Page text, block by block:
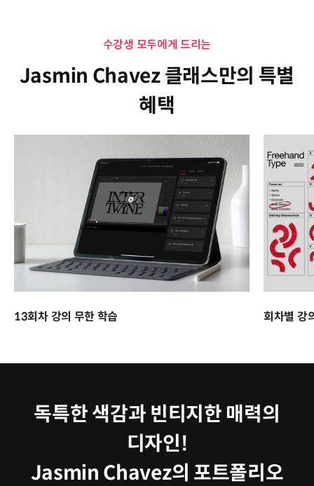
수강생 모두에게 드리는
Jasmin Chavez 클래스만의 특별
혜택
13회차 강의 무한 학습 회차별 강
독특한 색감과 빈티지한 매력의
디자인!
Jasmin Chavez의 포트폴리오